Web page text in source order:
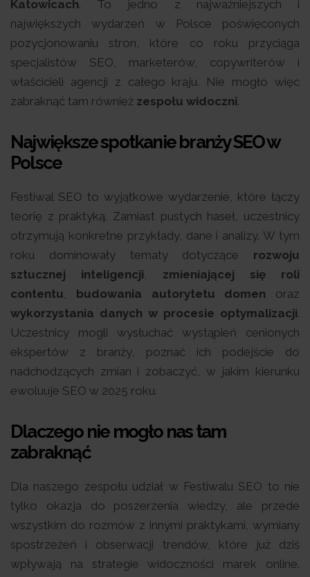
Katowicach. To jedno z najważniejszych i
największych wydarzeń w Polsce poświęconych
pozycjonowaniu stron, które co roku przyciąga
specjalistów SEO, marketerów, copywriterów i
właścicieli agencji z całego kraju. Nie mogło więc
zabraknąć tam również zespołu widoczni.
Największe spotkanie branży SEO w
Polsce
Festiwal SEO to wyjątkowe wydarzenie, które łączy
teorię z praktyką. Zamiast pustych haseł, uczestnicy
otrzymują konkretne przykłady, dane i analizy. W tym
roku dominowały tematy dotyczące rozwoju
sztucznej inteligencji
zmieniającej się roli
contentu
budowania autorytetu domen oraz
wykorzystania danych w procesie optymalizacji.
Uczestnicy mogli wysłuchać wystąpień cenionych
ekspertów z branży, poznać ich podejście do
nadchodzących zmian i zobaczyć, w jakim kierunku
ewoluuje SEO w 2025 roku.
Dlaczego nie mogło nas tam
zabraknąć
Dla naszego zespołu udział w Festiwalu SEO to nie
tylko okazja do poszerzenia wiedzy, ale przede
wszystkim do rozmów z innymi praktykami, wymiany
spostrzeżeń i obserwacji trendów, które już dziś
wpływają na strategie widoczności marek online.